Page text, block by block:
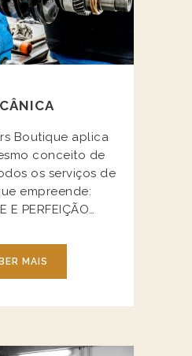
Boutique aplica
conceito de
os serviços de
empreende:
E PERFEIÇÃO…
MAIS